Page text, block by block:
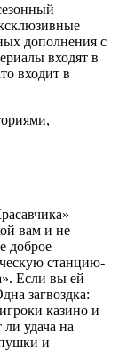
дополнения с
входят в
входит в
–
вам и не
доброе
станцию-
Если вы ей
загвоздка:
казино и
удача на
и